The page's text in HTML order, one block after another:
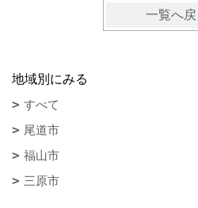
一覧へ戻
地域別にみる
すべて
尾道市
福山市
三原市